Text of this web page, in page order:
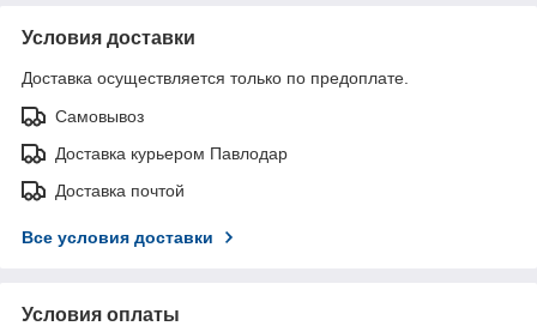
Условия доставки
Доставка осуществляется только по предоплате.
Самовывоз
Доставка курьером Павлодар
Доставка почтой
Все условия доставки
Условия оплаты